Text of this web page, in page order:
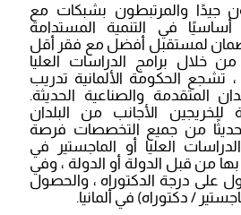
جيدًا والمرتبطون بشبكات مع
في التنمية المستدامة
ضمان لمستقبل أفضل مع فقر أقل
خلال برامج الدراسات العليا
تشجع الحكومة الألمانية تدريب
المتقدمة والصناعية الحديثة.
للخريجين الأجانب من البلدان
حديثًا من جميع التخصصات فرصة
العليا أو الماجستير في
من قبل الدولة أو الدولة ، وفي
على درجة الدكتوراه ، والحصول
/ دكتوراه) في ألمانيا.